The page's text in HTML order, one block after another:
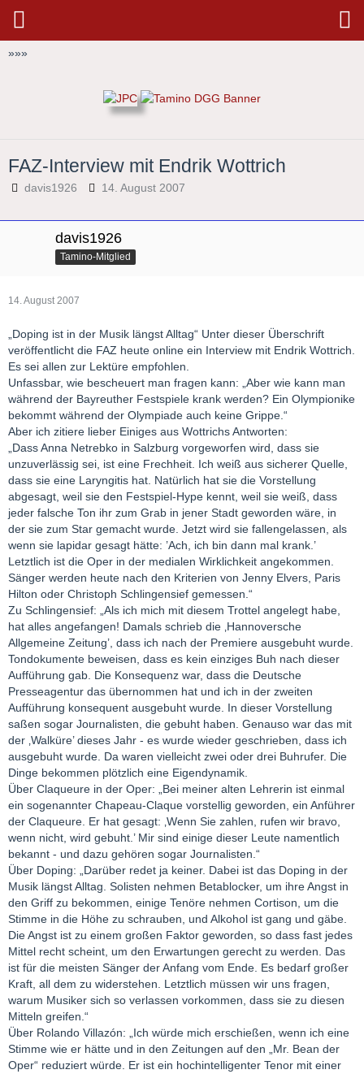
»»»
FAZ-Interview mit Endrik Wottrich
davis1926 14. August 2007
davis1926
Tamino-Mitglied
14. August 2007
„Doping ist in der Musik längst Alltag“ Unter dieser Überschrift
veröffentlicht die FAZ heute online ein Interview mit Endrik Wottrich.
Es sei allen zur Lektüre empfohlen.
Unfassbar, wie bescheuert man fragen kann: „Aber wie kann man
während der Bayreuther Festspiele krank werden? Ein Olympionike
bekommt während der Olympiade auch keine Grippe.“
Aber ich zitiere lieber Einiges aus Wottrichs Antworten:
„Dass Anna Netrebko in Salzburg vorgeworfen wird, dass sie
unzuverlässig sei, ist eine Frechheit. Ich weiß aus sicherer Quelle,
dass sie eine Laryngitis hat. Natürlich hat sie die Vorstellung
abgesagt, weil sie den Festspiel-Hype kennt, weil sie weiß, dass
jeder falsche Ton ihr zum Grab in jener Stadt geworden wäre, in
der sie zum Star gemacht wurde. Jetzt wird sie fallengelassen, als
wenn sie lapidar gesagt hätte: ’Ach, ich bin dann mal krank.’
Letztlich ist die Oper in der medialen Wirklichkeit angekommen.
Sänger werden heute nach den Kriterien von Jenny Elvers, Paris
Hilton oder Christoph Schlingensief gemessen.“
Zu Schlingensief: „Als ich mich mit diesem Trottel angelegt habe,
hat alles angefangen! Damals schrieb die ‚Hannoversche
Allgemeine Zeitung’, dass ich nach der Premiere ausgebuht wurde.
Tondokumente beweisen, dass es kein einziges Buh nach dieser
Aufführung gab. Die Konsequenz war, dass die Deutsche
Presseagentur das übernommen hat und ich in der zweiten
Aufführung konsequent ausgebuht wurde. In dieser Vorstellung
saßen sogar Journalisten, die gebuht haben. Genauso war das mit
der ‚Walküre’ dieses Jahr - es wurde wieder geschrieben, dass ich
ausgebuht wurde. Da waren vielleicht zwei oder drei Buhrufer. Die
Dinge bekommen plötzlich eine Eigendynamik.
Über Claqueure in der Oper: „Bei meiner alten Lehrerin ist einmal
ein sogenannter Chapeau-Claque vorstellig geworden, ein Anführer
der Claqueure. Er hat gesagt: ‚Wenn Sie zahlen, rufen wir bravo,
wenn nicht, wird gebuht.’ Mir sind einige dieser Leute namentlich
bekannt - und dazu gehören sogar Journalisten.“
Über Doping: „Darüber redet ja keiner. Dabei ist das Doping in der
Musik längst Alltag. Solisten nehmen Betablocker, um ihre Angst in
den Griff zu bekommen, einige Tenöre nehmen Cortison, um die
Stimme in die Höhe zu schrauben, und Alkohol ist gang und gäbe.
Die Angst ist zu einem großen Faktor geworden, so dass fast jedes
Mittel recht scheint, um den Erwartungen gerecht zu werden. Das
ist für die meisten Sänger der Anfang vom Ende. Es bedarf großer
Kraft, all dem zu widerstehen. Letztlich müssen wir uns fragen,
warum Musiker sich so verlassen vorkommen, dass sie zu diesen
Mitteln greifen.“
Über Rolando Villazón: „Ich würde mich erschießen, wenn ich eine
Stimme wie er hätte und in den Zeitungen auf den „Mr. Bean der
Oper“ reduziert würde. Er ist ein hochintelligenter Tenor mit einer